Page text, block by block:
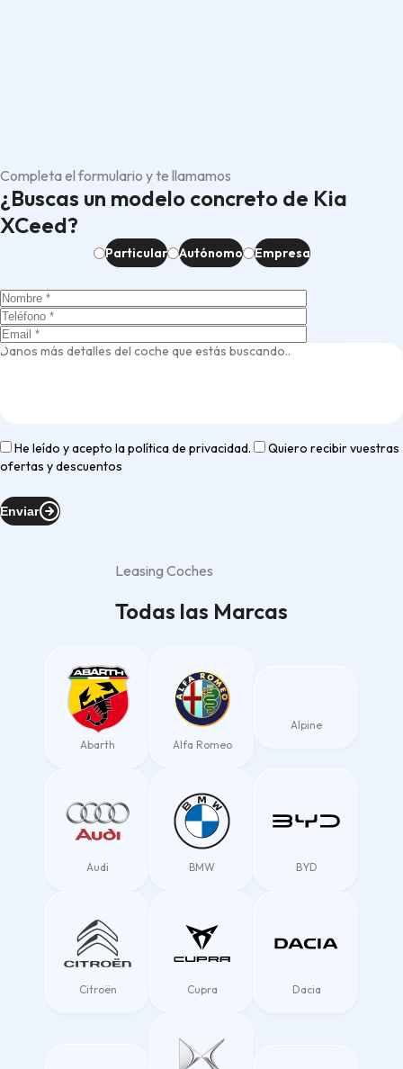
Completa el formulario y te llamamos
¿Buscas un modelo concreto de Kia
XCeed?
Particular Autónomo Empresa
He leído y acepto lapolítica de privacidad.
Quiero recibir vuestras
ofertas y descuentos
Enviar
Leasing Coches
Todas las Marcas
Abarth Alfa Romeo
Alpine
Audi BMW BYD
Citroën Cupra Dacia